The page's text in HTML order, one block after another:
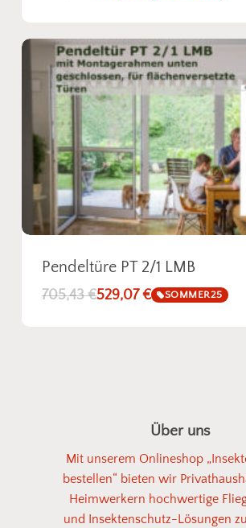
Pendeltüre PT 2/1 LMB
705,43€529,07€ SOMMER25
Über uns
Mit unserem Onlineshop
bestellen“ bieten wir
Heimwerkern hochwertige
und Insektenschutz-Lösungen